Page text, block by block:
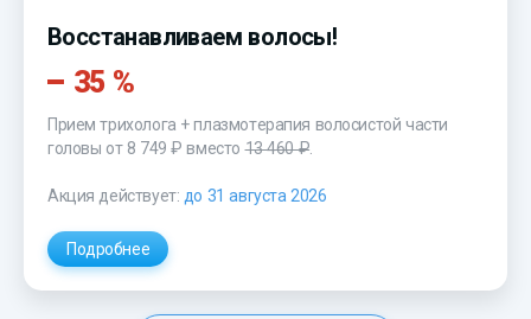
Восстанавливаем волосы!
35 %
Прием трихолога + плазмотерапия волосистой части
головы от 8 749 ₽ вместо13 460 ₽
Акция действует: до 31 августа 2026
Подробнее